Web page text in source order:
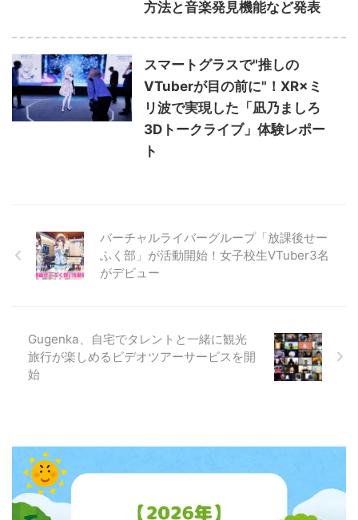
方法と音楽発見機能など発表
スマートグラスで"推しの
VTuberが目の前に"！XR×ミ
リ波で実現した「凪乃ましろ
3Dトークライブ」体験レポー
ト
バーチャルライバーグループ「放課後せー
ふく部」が活動開始！女子校生VTuber3名
がデビュー
Gugenka、自宅でタレントと一緒に観光
旅行が楽しめるビデオツアーサービスを開
始